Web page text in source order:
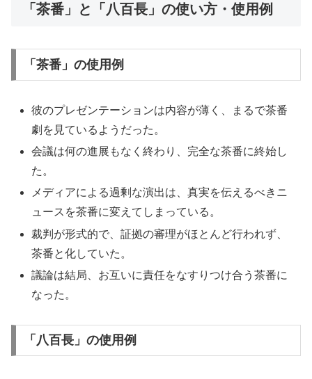
「茶番」と「八百長」の使い方・使用例
「茶番」の使用例
彼のプレゼンテーションは内容が薄く、まるで茶番
劇を見ているようだった。
会議は何の進展もなく終わり、完全な茶番に終始し
た。
メディアによる過剰な演出は、真実を伝えるべきニ
ュースを茶番に変えてしまっている。
裁判が形式的で、証拠の審理がほとんど行われず、
茶番と化していた。
議論は結局、お互いに責任をなすりつけ合う茶番に
なった。
「八百長」の使用例